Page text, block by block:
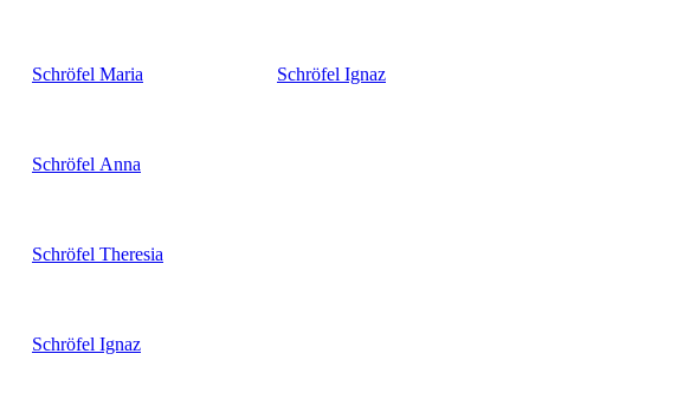
Schröfel Maria Schröfel Ignaz
Schröfel Anna
Schröfel Theresia
Schröfel Ignaz